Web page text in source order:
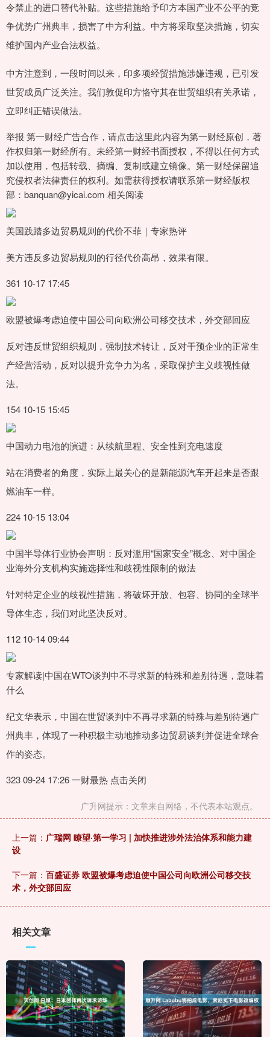
令禁止的进口替代补贴。这些措施给予印方本国产业不公平的竞
争优势广州典丰，损害了中方利益。中方将采取坚决措施，切实
维护国内产业合法权益。
中方注意到，一段时间以来，印多项经贸措施涉嫌违规，已引发
世贸成员广泛关注。我们敦促印方恪守其在世贸组织有关承诺，
立即纠正错误做法。
举报 第一财经广告合作，请点击这里此内容为第一财经原创，著
作权归第一财经所有。未经第一财经书面授权，不得以任何方式
加以使用，包括转载、摘编、复制或建立镜像。第一财经保留追
究侵权者法律责任的权利。如需获得授权请联系第一财经版权
部：banquan@yicai.com 相关阅读
美国践踏多边贸易规则的代价不菲｜专家热评
美方违反多边贸易规则的行径代价高昂，效果有限。
361 10-17 17:45
欧盟被爆考虑迫使中国公司向欧洲公司移交技术，外交部回应
反对违反世贸组织规则，强制技术转让，反对干预企业的正常生
产经营活动，反对以提升竞争力为名，采取保护主义歧视性做
法。
154 10-15 15:45
中国动力电池的演进：从续航里程、安全性到充电速度
站在消费者的角度，实际上最关心的是新能源汽车开起来是否跟
燃油车一样。
224 10-15 13:04
​中国半导体行业协会声明：反对滥用“国家安全”概念、对中国企
业海外分支机构实施选择性和歧视性限制的做法
针对特定企业的歧视性措施，将破坏开放、包容、协同的全球半
导体生态，我们对此坚决反对。
112 10-14 09:44
专家解读|中国在WTO谈判中不寻求新的特殊和差别待遇，意味着
什么
纪文华表示，中国在世贸谈判中不再寻求新的特殊与差别待遇广
州典丰，体现了一种积极主动地推动多边贸易谈判并促进全球合
作的姿态。
323 09-24 17:26 一财最热 点击关闭
广升网提示：文章来自网络，不代表本站观点。
上一篇： 广瑞网 瞭望·第一学习 | 加快推进涉外法治体系和能力建
设
下一篇： 百盛证券 欧盟被爆考虑迫使中国公司向欧洲公司移交技
术，外交部回应
相关文章